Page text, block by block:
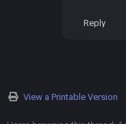
Reply
View a Printable Version